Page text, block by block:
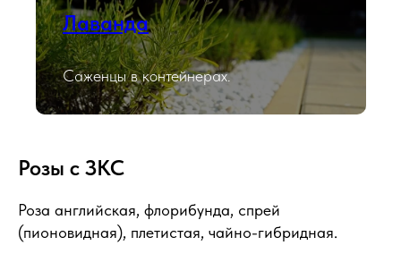
Лаванда
Саженцы в контейнерах.
Розы с ЗКС
Роза английская, флорибунда, спрей
(пионовидная), плетистая, чайно-гибридная.